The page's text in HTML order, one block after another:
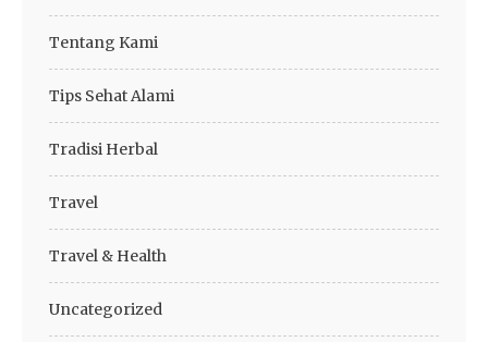
Tentang Kami
Tips Sehat Alami
Tradisi Herbal
Travel
Travel & Health
Uncategorized